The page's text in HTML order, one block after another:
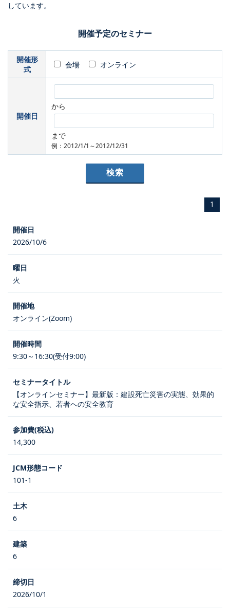
しています。
開催予定のセミナー
開催形
式
会場 オンライン
開催日
から
まで
例：2012/1/1～2012/12/31
1
2026/10/6
火
オンライン(Zoom)
9:30～16:30(受付9:00)
【オンラインセミナー】最新版：建設死亡災害の実態、効果的
な安全指示、若者への安全教育
14,300
101-1
6
6
2026/10/1